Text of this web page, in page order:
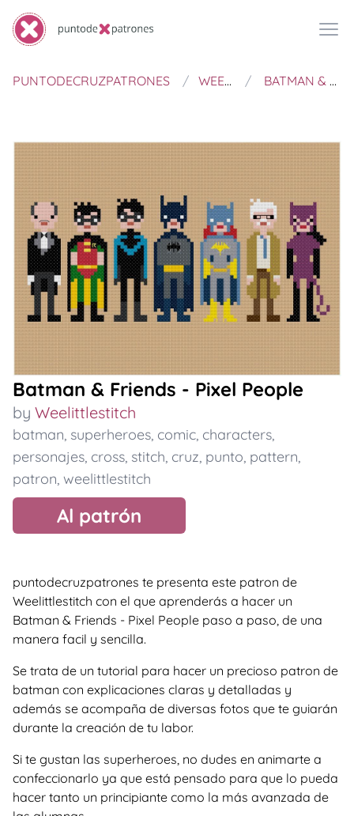
PUNTODECRUZPATRONES WEELITTLESTITCH BATMAN & FRIENDS - PIXEL PEOPLE
Batman & Friends - Pixel People
by Weelittlestitch
batman, superheroes, comic, characters,
personajes, cross, stitch, cruz, punto, pattern,
patron, weelittlestitch
Al patrón
puntodecruzpatrones te presenta este patron de
Weelittlestitch con el que aprenderás a hacer un
Batman & Friends - Pixel People paso a paso, de una
manera facil y sencilla.
Se trata de un tutorial para hacer un precioso patron de
batman con explicaciones claras y detalladas y
además se acompaña de diversas fotos que te guiarán
durante la creación de tu labor.
Si te gustan las superheroes, no dudes en animarte a
confeccionarlo ya que está pensado para que lo pueda
hacer tanto un principiante como la más avanzada de